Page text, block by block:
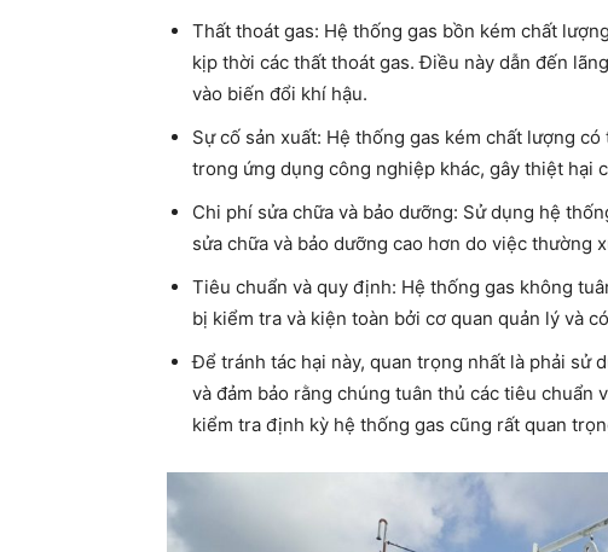
Thất thoát gas: Hệ thống gas bồn kém chất
kịp thời các thất thoát gas. Điều này dẫn đến
vào biến đổi khí hậu.
Sự cố sản xuất: Hệ thống gas kém chất lượng
trong ứng dụng công nghiệp khác, gây thiệt hại
Chi phí sửa chữa và bảo dưỡng: Sử dụng hệ
sửa chữa và bảo dưỡng cao hơn do việc thường
Tiêu chuẩn và quy định: Hệ thống gas không
bị kiểm tra và kiện toàn bởi cơ quan quản lý và
Để tránh tác hại này, quan trọng nhất là phải sử
và đảm bảo rằng chúng tuân thủ các tiêu
kiểm tra định kỳ hệ thống gas cũng rất quan